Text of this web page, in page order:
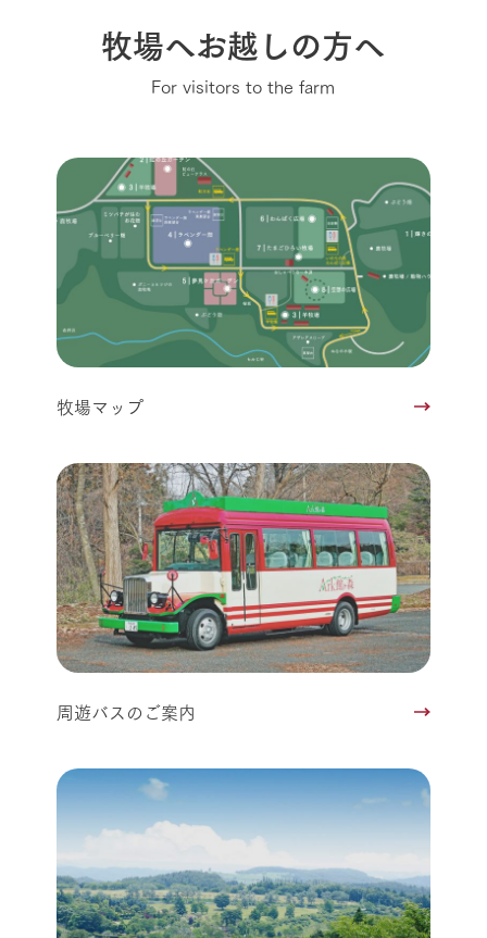
牧場へお越しの方へ
For visitors to the farm
牧場マップ
周遊バスのご案内